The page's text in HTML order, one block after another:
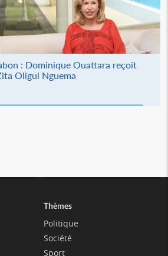
: Dominique Ouattara reçoit
Oligui Nguema
Thèmes
Politique
Société
Sport